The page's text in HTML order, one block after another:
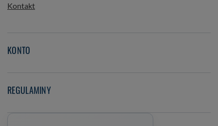
Kontakt
KONTO
REGULAMINY